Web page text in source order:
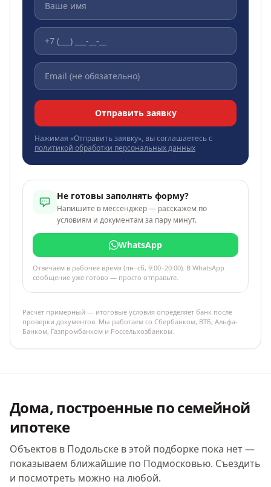
Отправить заявку
Нажимая «Отправить заявку», вы соглашаетесь с
политикой обработки персональных данных
Не готовы заполнять форму?
Напишите в мессенджер — расскажем по
условиям и документам за пару минут.
WhatsApp
Отвечаем в рабочее время (пн–сб, 9:00–20:00). В WhatsApp
сообщение уже готово — просто отправьте.
Расчёт примерный — итоговые условия определяет банк после
проверки документов. Мы работаем со Сбербанком, ВТБ, Альфа-
Банком, Газпромбанком и Россельхозбанком.
Дома, построенные по семейной
ипотеке
Объектов в Подольске в этой подборке пока нет —
показываем ближайшие по Подмосковью. Съездить
и посмотреть можно на любой.